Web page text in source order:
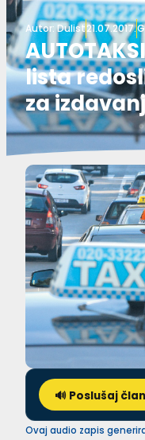
Autor:Dulist21.07.2017.
lista
za
🔊 Poslušaj
Ovaj audio zapis